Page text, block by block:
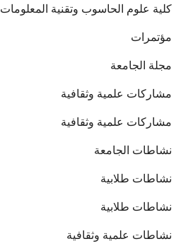
كلية علوم الحاسوب وتقنية المعلومات
مؤتمرات
مجلة الجامعة
مشاركات علمية وثقافية
مشاركات علمية وثقافية
نشاطات الجامعة
نشاطات طلابية
نشاطات طلابية
نشاطات علمية وثقافية